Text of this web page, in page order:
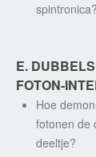
spintronica?
E.
FOTON-
Hoe
fotonen de
deeltje?